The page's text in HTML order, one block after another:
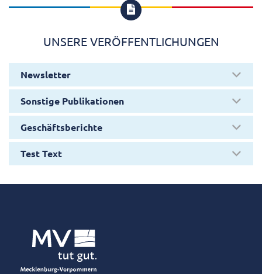

UNSERE VERÖFFENTLICHUNGEN
Newsletter
Sonstige Publikationen
Geschäftsberichte
Test Text